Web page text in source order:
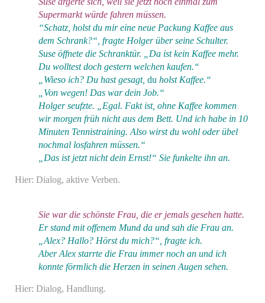
Supermarkt würde fahren müssen.
“Schatz, holst du mir eine neue Packung Kaffee aus
dem Schrank?“, fragte Holger über seine Schulter.
Suse öffnete die Schranktür. „Da ist kein Kaffee mehr.
Du wolltest doch gestern welchen kaufen.“
„Wieso ich? Du hast gesagt, du holst Kaffee.“
„Von wegen! Das war dein Job.“
Holger seufzte. „Egal. Fakt ist, ohne Kaffee kommen
wir morgen früh nicht aus dem Bett. Und ich habe in 10
Minuten Tennistraining. Also wirst du wohl oder übel
nochmal losfahren müssen.“
„Das ist jetzt nicht dein Ernst!“ Sie funkelte ihn an.
Hier: Dialog, aktive Verben.
Sie war die schönste Frau, die er jemals gesehen hatte.
Er stand mit offenem Mund da und sah die Frau an.
„Alex? Hallo? Hörst du mich?“, fragte ich.
Aber Alex starrte die Frau immer noch an und ich
konnte förmlich die Herzen in seinen Augen sehen.
Hier: Dialog, Handlung.